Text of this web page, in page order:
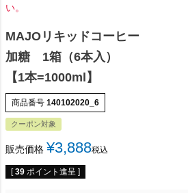
い。
MAJOリキッドコーヒー
加糖 1箱（6本入）
【1本=1000ml】
商品番号 140102020_6
クーポン対象
販売価格 ¥3,888税込
[ 39 ポイント進呈 ]